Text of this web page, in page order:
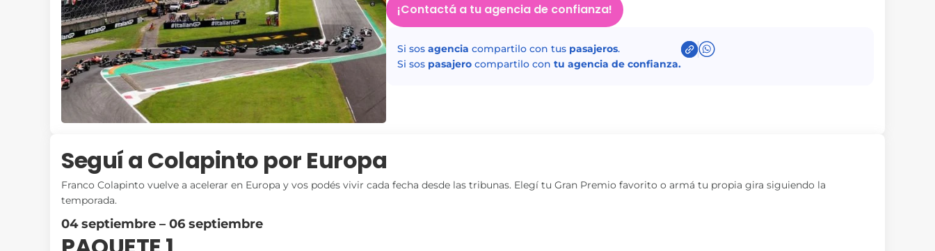
¡Contactá a tu agencia de confianza!
Si sosagencia compartilo con tus pasajeros.
Si sos pasajero compartilo contu agencia de confianza.
Seguí a Colapinto por Europa
Franco Colapinto vuelve a acelerar en Europa y vos podés vivir cada fecha desde las tribunas. Elegí tu Gran Premio favorito o armá tu propia gira siguiendo la
temporada.
04 septiembre – 06 septiembre